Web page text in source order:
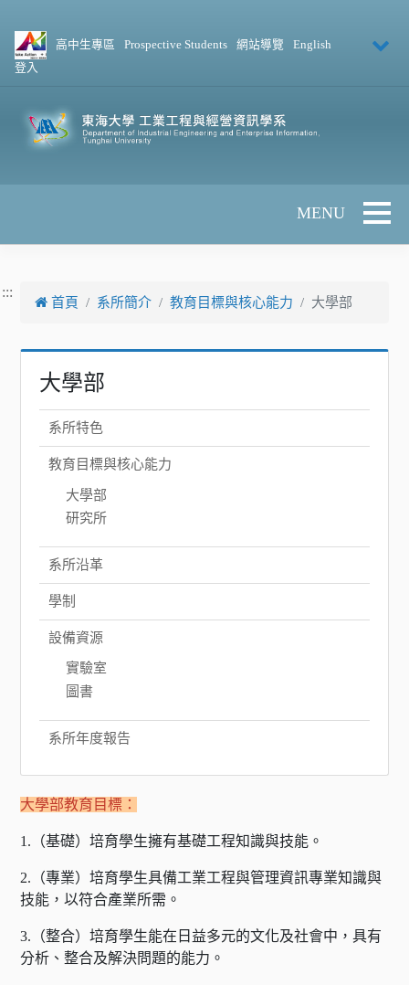
高中生專區 Prospective Students 網站導覽
English
登入
Toggle
:::
首頁 系所簡介 教育目標與核心能力 大學部
大學部
系所特色
教育目標與核心能力
大學部
研究所
系所沿革
學制
設備資源
實驗室
圖書
系所年度報告
大學部教育目標：
1.（基礎）培育學生擁有基礎工程知識與技能。
2.（專業）培育學生具備工業工程與管理資訊專業知識與
技能，以符合產業所需。
3.（整合）培育學生能在日益多元的文化及社會中，具有
分析、整合及解決問題的能力。